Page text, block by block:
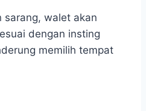
sarang, walet akan
dengan insting
memilih tempat